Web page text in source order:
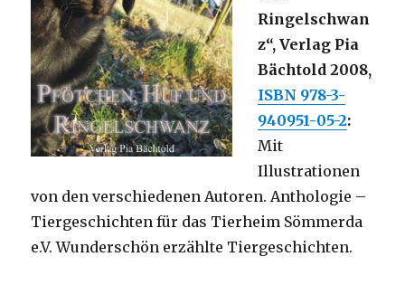
Ringelschwan
z“, Verlag Pia
Bächtold 2008,
ISBN 978-3-
940951-05-2:
Mit
Illustrationen
von den verschiedenen Autoren. Anthologie –
Tiergeschichten für das Tierheim Sömmerda
e.V. Wunderschön erzählte Tiergeschichten.